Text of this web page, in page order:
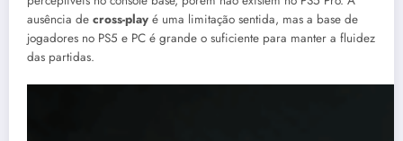
ausência de cross-play é uma limitação sentida, mas a base de
jogadores no PS5 e PC é grande o suficiente para manter a fluidez
das partidas.